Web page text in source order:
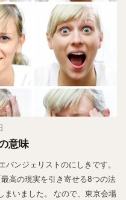
意味
バンジェリストのにしきです。
高の現実を引き寄せる8つの法
まいました。 なので、東京会場